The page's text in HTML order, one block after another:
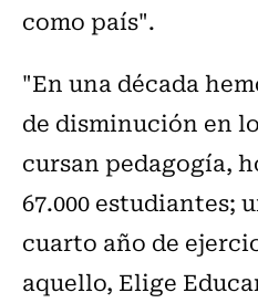
como país".
"En una década
de disminución en
cursan pedagogía,
67.000 estudiantes;
cuarto año de
aquello, Elige